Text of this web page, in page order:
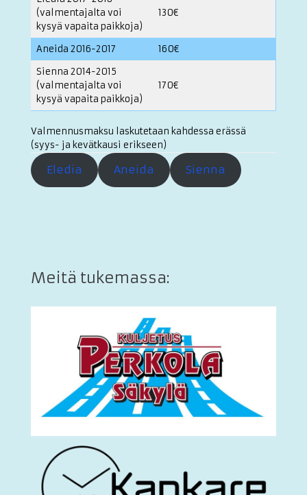
(valmentajalta voi
kysyä vapaita paikkoja)
130€
Aneida 2016-2017
160€
Sienna 2014-2015
(valmentajalta voi
kysyä vapaita paikkoja)
170€
Valmennusmaksu laskutetaan kahdessa erässä
(syys- ja kevätkausi erikseen)
Eledia Aneida Sienna
Meitä tukemassa: